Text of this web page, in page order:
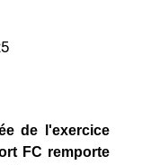
de l'exercice
FC remporte